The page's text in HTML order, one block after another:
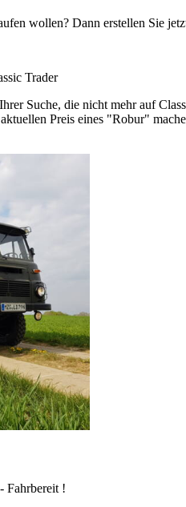
wollen? Dann erstellen Sie
Trader
Suche, die nicht mehr auf
Preis eines "Robur"
Fahrbereit !